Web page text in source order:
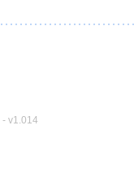
- v1.014